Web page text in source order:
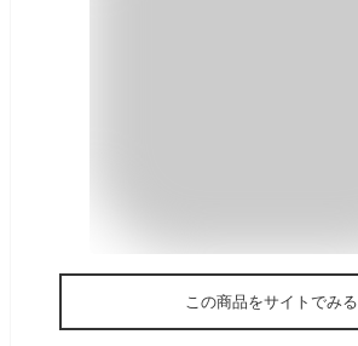
この商品をサイトでみる